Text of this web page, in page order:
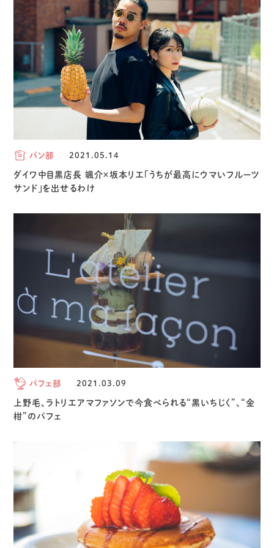
パン部 2021.05.14
ダイワ中目黒店長 颯介×坂本リエ「うちが最高にウマいフルーツ
サンド」を出せるわけ
パフェ部 2021.03.09
上野毛、ラトリエアマファソンで今食べられる“黒いちじく”、“金
柑”のパフェ